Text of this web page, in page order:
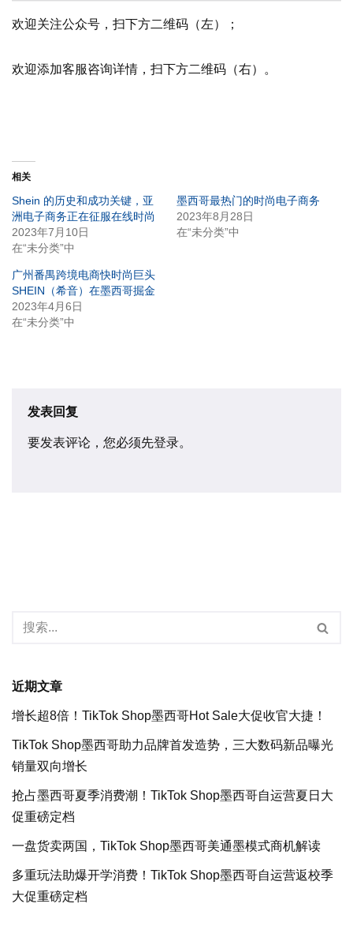
欢迎关注公众号，扫下方二维码（左）；
欢迎添加客服咨询详情，扫下方二维码（右）。
相关
Shein 的历史和成功关键，亚
洲电子商务正在征服在线时尚
2023年7月10日
在“未分类”中
墨西哥最热门的时尚电子商务
2023年8月28日
在“未分类”中
广州番禺跨境电商快时尚巨头
SHEIN（希音）在墨西哥掘金
2023年4月6日
在“未分类”中
发表回复
要发表评论，您必须先登录。
近期文章
增长超8倍！TikTok Shop墨西哥Hot Sale大促收官大捷！
TikTok Shop墨西哥助力品牌首发造势，三大数码新品曝光
销量双向增长
抢占墨西哥夏季消费潮！TikTok Shop墨西哥自运营夏日大
促重磅定档
一盘货卖两国，TikTok Shop墨西哥美通墨模式商机解读
多重玩法助爆开学消费！TikTok Shop墨西哥自运营返校季
大促重磅定档